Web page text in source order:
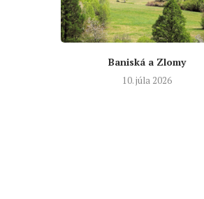
Baniská a Zlomy
10. júla 2026